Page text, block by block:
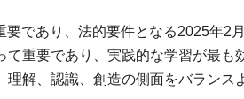
要であり、法的要件となる2025年2
て重要であり、実践的な学習が最
理解、認識、創造の側面をバランス